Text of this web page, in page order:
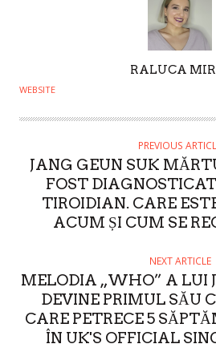
U
H
RALUCA
WEBSITE
PREVIOUS
JANG GEUN SUK
FOST
TIROIDIAN. CARE
ACUM ȘI CUM SE
NEXT ARTICLE
MELODIA „WHO” A LUI
DEVINE PRIMUL SĂU
CARE PETRECE 5
ÎN UK'S OFFICIAL